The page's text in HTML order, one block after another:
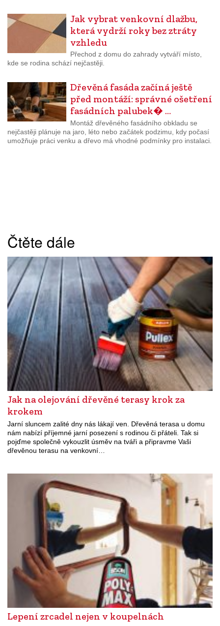
Jak vybrat venkovní dlažbu,
která vydrží roky bez ztráty
vzhledu
Přechod z domu do zahrady vytváří místo,
kde se rodina schází nejčastěji.
Dřevěná fasáda začíná ještě
před montáží: správné ošetření
fasádních palubek� …
Montáž dřevěného fasádního obkladu se
nejčastěji plánuje na jaro, léto nebo začátek podzimu, kdy počasí
umožňuje práci venku a dřevo má vhodné podmínky pro instalaci.
Čtěte dále
Jak na olejování dřevěné terasy krok za
krokem
Jarní sluncem zalité dny nás lákají ven. Dřevěná terasa u domu
nám nabízí příjemné jarní posezení s rodinou či přáteli. Tak si
pojďme společně vykouzlit úsměv na tváři a připravme Vaši
dřevěnou terasu na venkovní…
Lepení zrcadel nejen v koupelnách